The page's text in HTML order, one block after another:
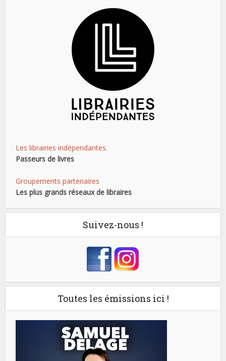
Les librairies indépendantes.
Passeurs de livres
Groupements partenaires
Les plus grands réseaux de libraires
Suivez-nous !
Toutes les émissions ici !